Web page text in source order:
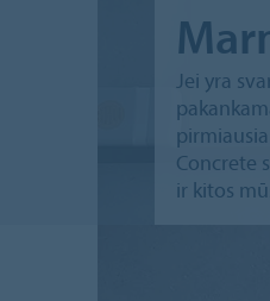
Jei yra
Concrete
ir kitos